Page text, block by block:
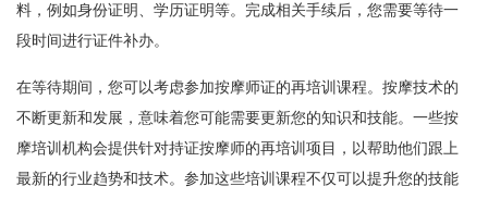
料，例如身份证明、学历证明等。完成相关手续后，您需要等待一
段时间进行证件补办。
在等待期间，您可以考虑参加按摩师证的再培训课程。按摩技术的
不断更新和发展，意味着您可能需要更新您的知识和技能。一些按
摩培训机构会提供针对持证按摩师的再培训项目，以帮助他们跟上
最新的行业趋势和技术。参加这些培训课程不仅可以提升您的技能